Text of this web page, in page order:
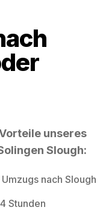
unseres
Slough:
nach Slough
Stunden